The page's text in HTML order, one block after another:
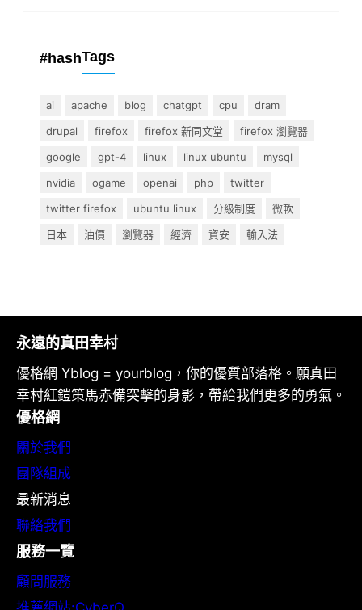
#hashTags
ai apache blog chatgpt cpu
dram
drupal
firefox firefox 新同文堂
firefox 瀏覽器
google
gpt-4 linux linux ubuntu
mysql
nvidia
ogame openai php
twitter
twitter firefox
ubuntu linux 分級制度
微軟
日本
油價 瀏覽器 經濟 資安 輸入法
永遠的真田幸村
優格網 Yblog = yourblog，你的優質部落格。願真田
幸村紅鎧策馬赤備突擊的身影，帶給我們更多的勇氣。
優格網
關於我們
團隊組成
最新消息
聯絡我們
服務一覽
顧問服務